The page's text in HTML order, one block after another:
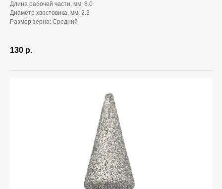
Длина рабочей части, мм: 8.0
Диаметр хвостовика, мм: 2.3
Размер зерна: Средний
130 р.